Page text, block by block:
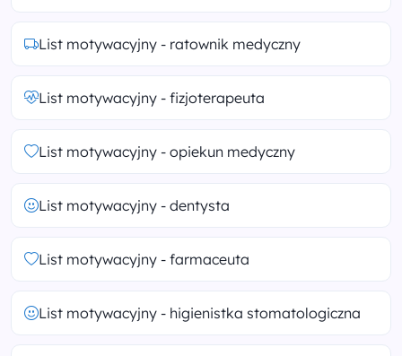
List motywacyjny - ratownik medyczny
List motywacyjny - fizjoterapeuta
List motywacyjny - opiekun medyczny
List motywacyjny - dentysta
List motywacyjny - farmaceuta
List motywacyjny - higienistka stomatologiczna